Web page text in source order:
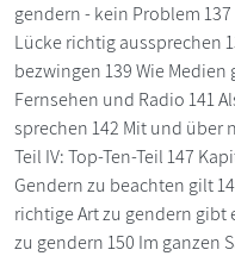
gendern - kein Problem
Lücke richtig aussprechen
bezwingen 139 Wie
Fernsehen und Radio 141
sprechen 142 Mit und über
Teil IV: Top-Ten-Teil 147
Gendern zu beachten gilt
richtige Art zu gendern gibt
zu gendern 150 Im ganzen